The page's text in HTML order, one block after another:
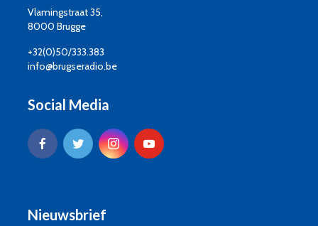
Vlamingstraat 35,
8000 Brugge
+32(0)50/333.383
info@brugseradio.be
Social Media
Nieuwsbrief